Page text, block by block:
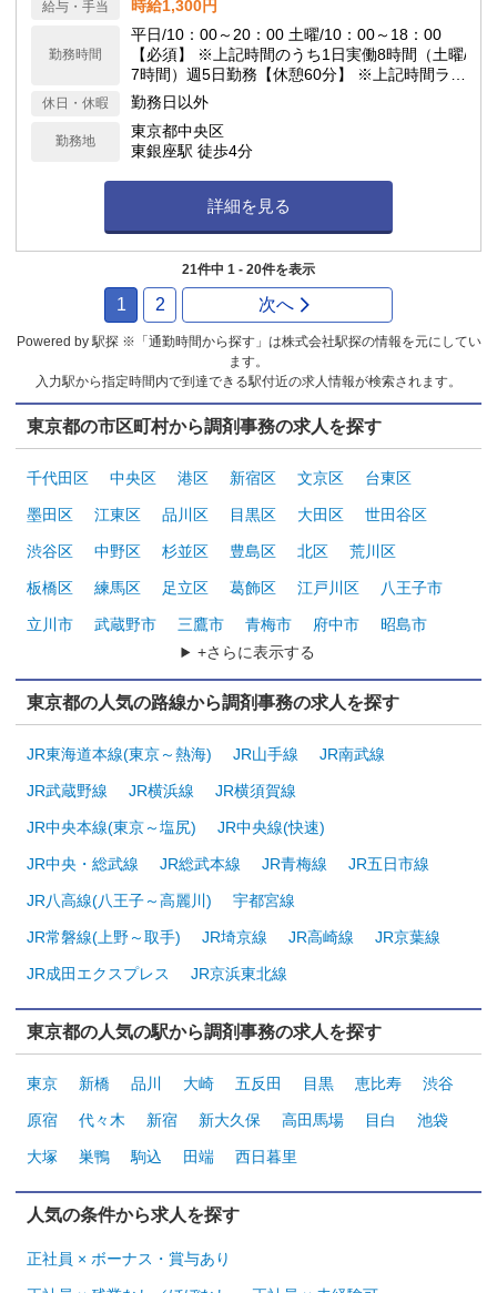
給与・手当 時給1,300円
勤務時間
平日/10：00～20：00 土曜/10：00～18：00
【必須】 ※上記時間のうち1日実働8時間（土曜/
7時間）週5日勤務【休憩60分】 ※上記時間ラス
トまでシフト対応できる方
休日・休暇 勤務日以外
勤務地
東京都中央区
東銀座駅 徒歩4分
詳細を見る
21件中 1 - 20件を表示
1 2 次へ
Powered by 駅探 ※「通勤時間から探す」は株式会社駅探の情報を元にしてい
ます。
入力駅から指定時間内で到達できる駅付近の求人情報が検索されます。
東京都の市区町村から調剤事務の求人を探す
千代田区 中央区 港区 新宿区 文京区 台東区
墨田区 江東区 品川区 目黒区 大田区 世田谷区
渋谷区 中野区 杉並区 豊島区 北区 荒川区
板橋区 練馬区 足立区 葛飾区 江戸川区 八王子市
立川市 武蔵野市 三鷹市 青梅市 府中市
昭島市
+さらに表示する
東京都の人気の路線から調剤事務の求人を探す
JR東海道本線(東京～熱海) JR山手線 JR南武線
JR武蔵野線 JR横浜線 JR横須賀線
JR中央本線(東京～塩尻) JR中央線(快速)
JR中央・総武線 JR総武本線 JR青梅線 JR五日市線
JR八高線(八王子～高麗川) 宇都宮線
JR常磐線(上野～取手) JR埼京線 JR高崎線 JR京葉線
JR成田エクスプレス JR京浜東北線
東京都の人気の駅から調剤事務の求人を探す
東京 新橋 品川 大崎 五反田 目黒 恵比寿 渋谷
原宿 代々木 新宿 新大久保 高田馬場 目白 池袋
大塚 巣鴨 駒込 田端 西日暮里
人気の条件から求人を探す
正社員 × ボーナス・賞与あり